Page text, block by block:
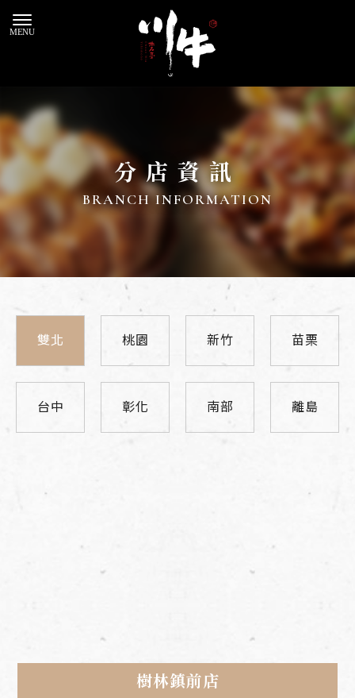
分店資訊
雙北 桃園 新竹 苗栗
台中 彰化 南部 離島
樹林鎮前店